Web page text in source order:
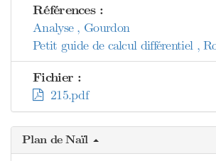
Références :
Analyse , Gourdon
Petit guide de calcul différentiel ,
Fichier :
215.pdf
Plan de Naïl